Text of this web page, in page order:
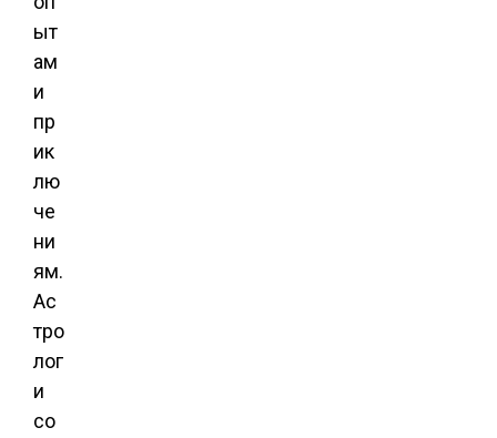
ыт
ам
и
пр
ик
лю
че
ни
ям.
Ас
тро
лог
и
со